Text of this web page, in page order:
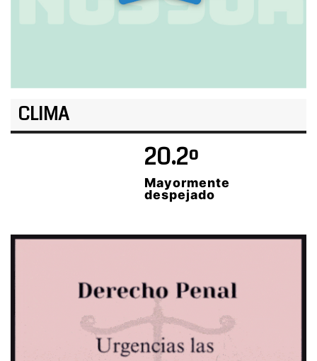
CLIMA
20.2º
Mayormente
despejado